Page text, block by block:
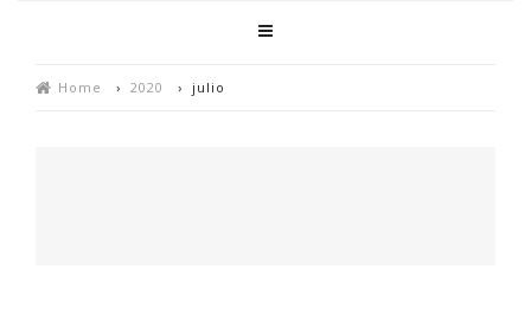
Home › 2020 › julio